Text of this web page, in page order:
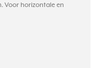
Voor horizontale en